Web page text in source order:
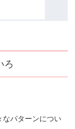
ろ
なパターンについ